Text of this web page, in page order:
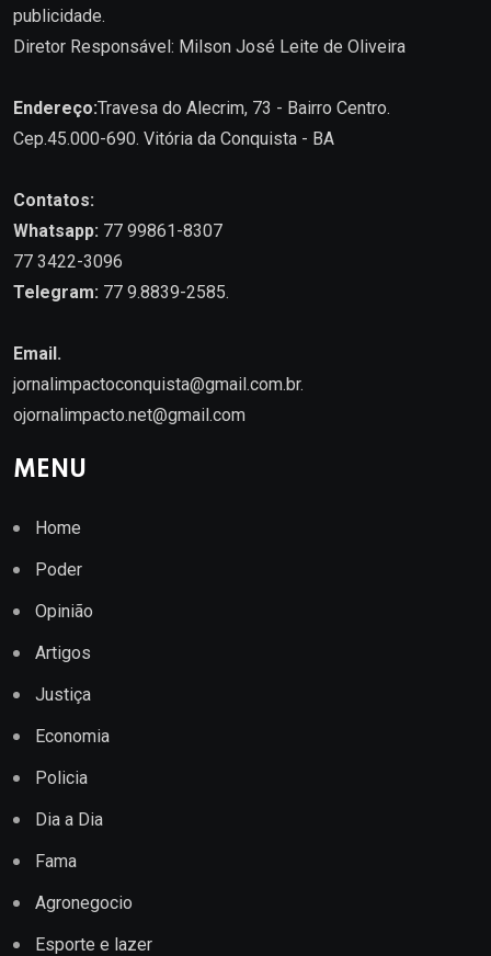
publicidade.
Diretor Responsável: Milson José Leite de Oliveira
Endereço:Travesa do Alecrim, 73 - Bairro Centro.
Cep.45.000-690. Vitória da Conquista - BA
Contatos:
Whatsapp: 77 99861-8307
77 3422-3096
Telegram: 77 9.8839-2585.
Email.
jornalimpactoconquista@gmail.com.br.
ojornalimpacto.net@gmail.com
MENU
Home
Poder
Opinião
Artigos
Justiça
Economia
Policia
Dia a Dia
Fama
Agronegocio
Esporte e lazer